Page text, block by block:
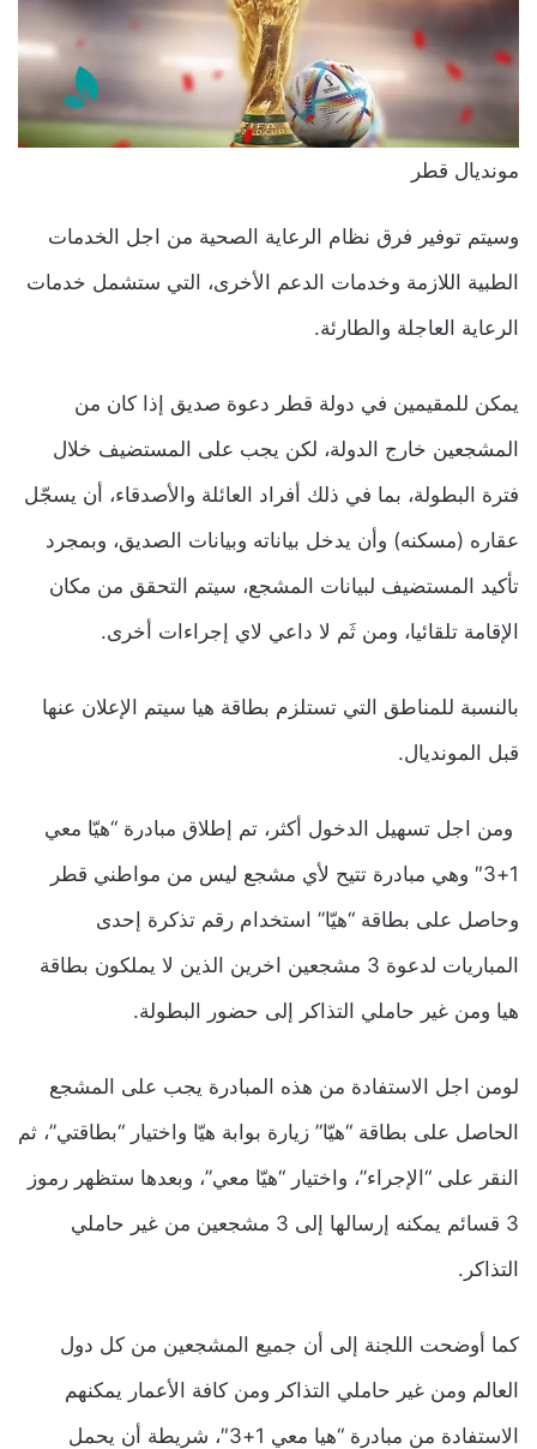
مونديال قطر
وسيتم توفير فرق نظام الرعاية الصحية من اجل الخدمات
الطبية اللازمة وخدمات الدعم الأخرى، التي ستشمل خدمات
الرعاية العاجلة والطارئة.
يمكن للمقيمين في دولة قطر دعوة صديق إذا كان من
المشجعين خارج الدولة، لكن يجب على المستضيف خلال
فترة البطولة، بما في ذلك أفراد العائلة والأصدقاء، أن يسجّل
عقاره (مسكنه) وأن يدخل بياناته وبيانات الصديق، وبمجرد
تأكيد المستضيف لبيانات المشجع، سيتم التحقق من مكان
الإقامة تلقائيا، ومن ثَم لا داعي لاي إجراءات أخرى.
بالنسبة للمناطق التي تستلزم بطاقة هيا سيتم الإعلان عنها
قبل المونديال.
ومن اجل تسهيل الدخول أكثر، تم إطلاق مبادرة “هيّا معي
1+3″ وهي مبادرة تتيح لأي مشجع ليس من مواطني قطر
وحاصل على بطاقة “هيّا” استخدام رقم تذكرة إحدى
المباريات لدعوة 3 مشجعين اخرين الذين لا يملكون بطاقة
هيا ومن غير حاملي التذاكر إلى حضور البطولة.
لومن اجل الاستفادة من هذه المبادرة يجب على المشجع
الحاصل على بطاقة “هيّا” زيارة بوابة هيّا واختيار “بطاقتي”، ثم
النقر على “الإجراء”، واختيار “هيّا معي”، وبعدها ستظهر رموز
3 قسائم يمكنه إرسالها إلى 3 مشجعين من غير حاملي
التذاكر.
كما أوضحت اللجنة إلى أن جميع المشجعين من كل دول
العالم ومن غير حاملي التذاكر ومن كافة الأعمار يمكنهم
الاستفادة من مبادرة “هيا معي 1+3″، شريطة أن يحمل